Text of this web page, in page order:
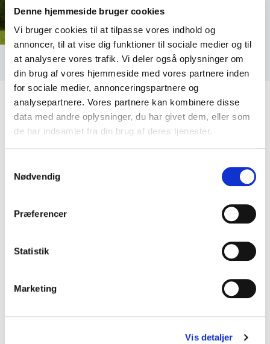
Denne hjemmeside bruger cookies
Vi bruger cookies til at tilpasse vores indhold og
annoncer, til at vise dig funktioner til sociale medier og til
at analysere vores trafik. Vi deler også oplysninger om
din brug af vores hjemmeside med vores partnere inden
for sociale medier, annonceringspartnere og
analysepartnere. Vores partnere kan kombinere disse
data med andre oplysninger, du har givet dem, eller som
de har indsamlet fra din brug af deres tjenester.
Nødvendig
Præferencer
Statistik
Marketing
Vis detaljer
5ud af5
Meget dygtig, saglig, udfordrende, rørende og